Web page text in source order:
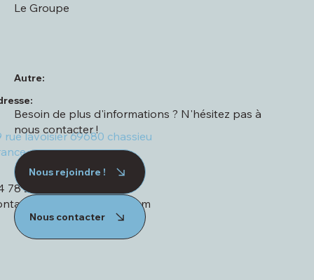
Le Groupe
rue lavoisier 69680 chassieu
78 23 93 72
batiment.com
Autre:
Besoin de plus d'informations ? N'hésitez pas à
nous contacter !
Nous rejoindre !
Nous contacter